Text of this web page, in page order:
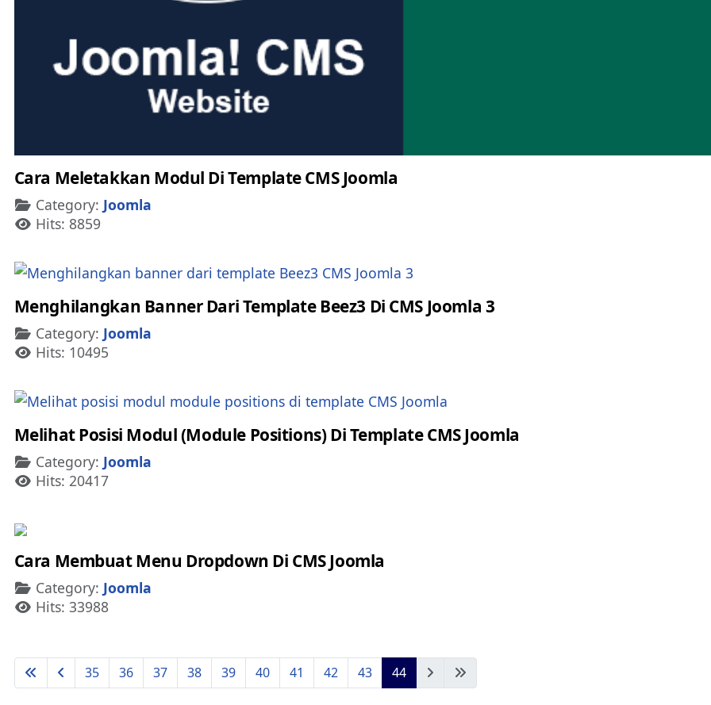
Cara Meletakkan Modul Di Template CMS Joomla
Details
Category: Joomla
Hits: 8859
Menghilangkan Banner Dari Template Beez3 Di CMS Joomla 3
Details
Category: Joomla
Hits: 10495
Melihat Posisi Modul (Module Positions) Di Template CMS Joomla
Details
Category: Joomla
Hits: 20417
Cara Membuat Menu Dropdown Di CMS Joomla
Details
Category: Joomla
Hits: 33988
35 36 37 38 39 40 41 42 43 44